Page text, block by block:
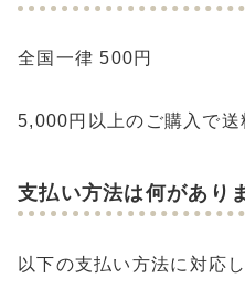
全国一律 500円
5,000円以上のご購入で送
支払い方法は何があり
以下の支払い方法に対応